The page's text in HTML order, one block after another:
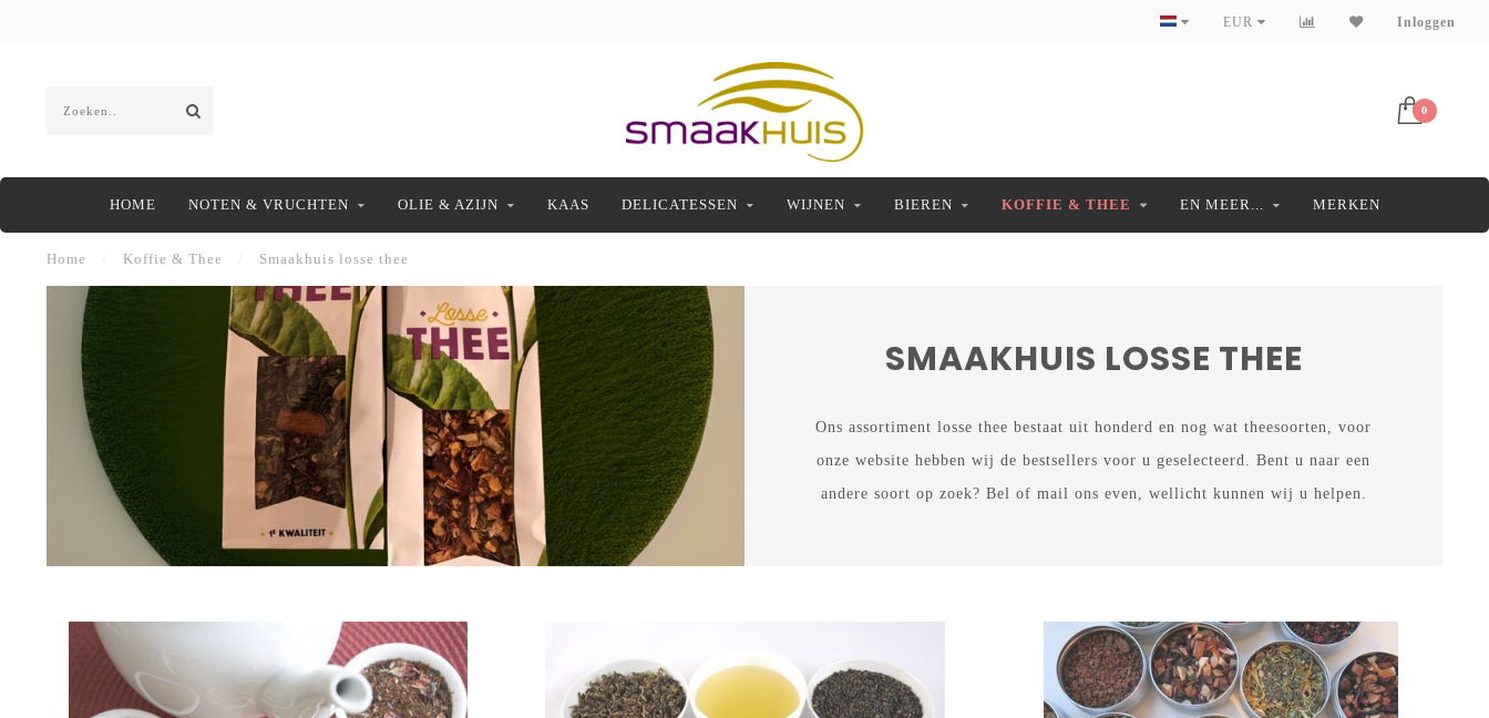
EUR Inloggen
0
HOME NOTEN & VRUCHTEN OLIE & AZIJN KAAS DELICATESSEN WIJNEN BIEREN KOFFIE & THEE EN MEER... MERKEN
Home Koffie & Thee Smaakhuis losse thee
SMAAKHUIS LOSSE THEE
Ons assortiment losse thee bestaat uit honderd en nog wat theesoorten, voor
onze website hebben wij de bestsellers voor u geselecteerd. Bent u naar een
andere soort op zoek? Bel of mail ons even, wellicht kunnen wij u helpen.